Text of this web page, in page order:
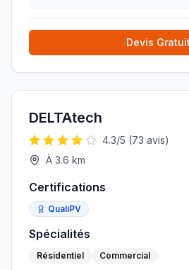
Devis Gratuit
DELTAtech
4.3/5 (73 avis)
À 3.6 km
Certifications
QualiPV
Spécialités
Résidentiel Commercial